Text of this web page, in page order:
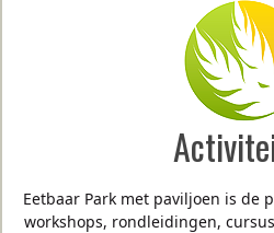
Eetbaar Park met paviljoen is de
workshops, rondleidingen,